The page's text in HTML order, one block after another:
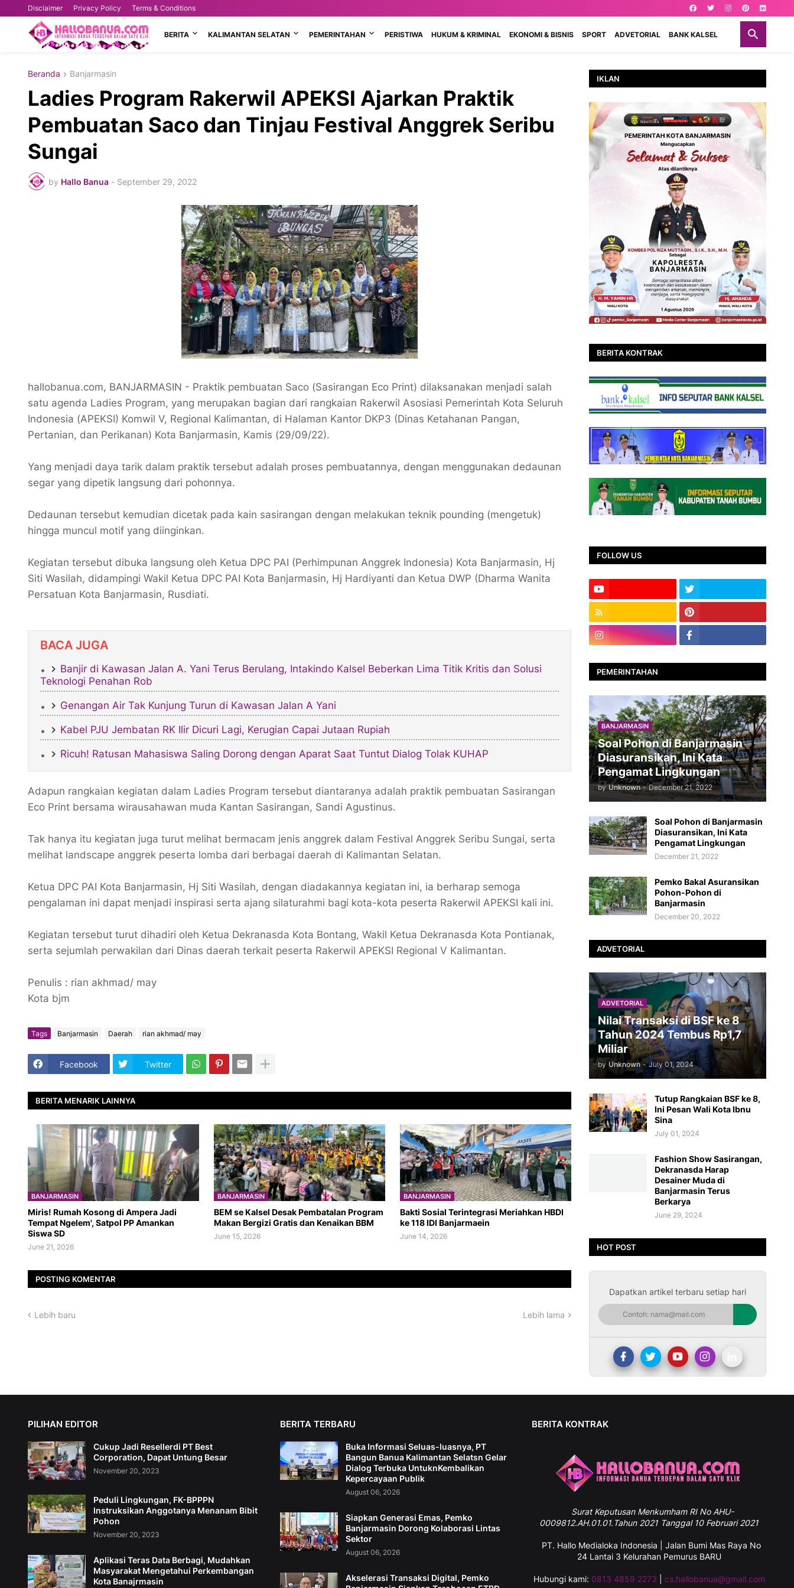
Disclaimer Privacy Policy Terms & Conditions
BERITA KALIMANTAN SELATAN PEMERINTAHAN PERISTIWA HUKUM & KRIMINAL EKONOMI & BISNIS SPORT ADVETORIAL BANK KALSEL
Beranda Banjarmasin
Ladies Program Rakerwil APEKSI Ajarkan Praktik
Pembuatan Saco dan Tinjau Festival Anggrek Seribu
Sungai
by Hallo Banua - September 29, 2022
hallobanua.com, BANJARMASIN - Praktik pembuatan Saco (Sasirangan Eco Print) dilaksanakan menjadi salah
satu agenda Ladies Program, yang merupakan bagian dari rangkaian Rakerwil Asosiasi Pemerintah Kota Seluruh
Indonesia (APEKSI) Komwil V, Regional Kalimantan, di Halaman Kantor DKP3 (Dinas Ketahanan Pangan,
Pertanian, dan Perikanan) Kota Banjarmasin, Kamis (29/09/22).
Yang menjadi daya tarik dalam praktik tersebut adalah proses pembuatannya, dengan menggunakan dedaunan
segar yang dipetik langsung dari pohonnya.
Dedaunan tersebut kemudian dicetak pada kain sasirangan dengan melakukan teknik pounding (mengetuk)
hingga muncul motif yang diinginkan.
Kegiatan tersebut dibuka langsung oleh Ketua DPC PAI (Perhimpunan Anggrek Indonesia) Kota Banjarmasin, Hj
Siti Wasilah, didampingi Wakil Ketua DPC PAI Kota Banjarmasin, Hj Hardiyanti dan Ketua DWP (Dharma Wanita
Persatuan Kota Banjarmasin, Rusdiati.
BACA JUGA
Banjir di Kawasan Jalan A. Yani Terus Berulang, Intakindo Kalsel Beberkan Lima Titik Kritis dan Solusi
Teknologi Penahan Rob
Genangan Air Tak Kunjung Turun di Kawasan Jalan A Yani
Kabel PJU Jembatan RK Ilir Dicuri Lagi, Kerugian Capai Jutaan Rupiah
Ricuh! Ratusan Mahasiswa Saling Dorong dengan Aparat Saat Tuntut Dialog Tolak KUHAP
Adapun rangkaian kegiatan dalam Ladies Program tersebut diantaranya adalah praktik pembuatan Sasirangan
Eco Print bersama wirausahawan muda Kantan Sasirangan, Sandi Agustinus.
Tak hanya itu kegiatan juga turut melihat bermacam jenis anggrek dalam Festival Anggrek Seribu Sungai, serta
melihat landscape anggrek peserta lomba dari berbagai daerah di Kalimantan Selatan.
Ketua DPC PAI Kota Banjarmasin, Hj Siti Wasilah, dengan diadakannya kegiatan ini, ia berharap semoga
pengalaman ini dapat menjadi inspirasi serta ajang silaturahmi bagi kota-kota peserta Rakerwil APEKSI kali ini.
Kegiatan tersebut turut dihadiri oleh Ketua Dekranasda Kota Bontang, Wakil Ketua Dekranasda Kota Pontianak,
serta sejumlah perwakilan dari Dinas daerah terkait peserta Rakerwil APEKSI Regional V Kalimantan.
Penulis : rian akhmad/ may
Kota bjm
Tags Banjarmasin Daerah rian akhmad/ may
Facebook Twitter
BERITA MENARIK LAINNYA
BANJARMASIN
​Miris! Rumah Kosong di Ampera Jadi
Tempat Ngelem', Satpol PP Amankan
Siswa SD
June 21, 2026
BANJARMASIN
BEM se Kalsel Desak Pembatalan Program
Makan Bergizi Gratis dan Kenaikan BBM
June 15, 2026
BANJARMASIN
Bakti Sosial Terintegrasi Meriahkan HBDI
ke 118 IDI Banjarmaein
June 14, 2026
POSTING KOMENTAR
Lebih baru Lebih lama
IKLAN
BERITA KONTRAK
FOLLOW US
PEMERINTAHAN
BANJARMASIN
Soal Pohon di Banjarmasin
Diasuransikan, Ini Kata
Pengamat Lingkungan
by Unknown - December 21, 2022
Soal Pohon di Banjarmasin
Diasuransikan, Ini Kata
Pengamat Lingkungan
December 21, 2022
Pemko Bakal Asuransikan
Pohon-Pohon di
Banjarmasin
December 20, 2022
ADVETORIAL
ADVETORIAL
Nilai Transaksi di BSF ke 8
Tahun 2024 Tembus Rp1,7
Miliar
by Unknown - July 01, 2024
Tutup Rangkaian BSF ke 8,
Ini Pesan Wali Kota Ibnu
Sina
July 01, 2024
Fashion Show Sasirangan,
Dekranasda Harap
Desainer Muda di
Banjarmasin Terus
Berkarya
June 29, 2024
HOT POST
Dapatkan artikel terbaru setiap hari
PILIHAN EDITOR
Cukup Jadi Resellerdi PT Best
Corporation, Dapat Untung Besar
November 20, 2023
Peduli Lingkungan, FK-BPPPN
Instruksikan Anggotanya Menanam Bibit
Pohon
November 20, 2023
Aplikasi Teras Data Berbagi, Mudahkan
Masyarakat Mengetahui Perkembangan
Kota Banajrmasin
BERITA TERBARU
Buka Informasi Seluas-luasnya, PT
Bangun Banua Kalimantan Selatsn Gelar
Dialog Terbuka UntuknKembalikan
Kepercayaan Publik
August 06, 2026
Siapkan Generasi Emas, Pemko
Banjarmasin Dorong Kolaborasi Lintas
Sektor
August 06, 2026
Akselerasi Transaksi Digital, Pemko
BERITA KONTRAK
SuratKeputusan Menkumham RI No AHU-
0009812.AH.01.01.Tahun 2021 Tanggal 10 Februari 2021
PT. Hallo Medialoka Indonesia | Jalan Bumi Mas Raya No
24 Lantai 3 Kelurahan Pemurus BARU
Hubungi kami: 0813 4859 2273 cs.hallobanua@gmail.com